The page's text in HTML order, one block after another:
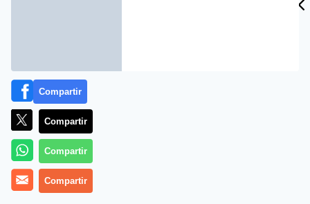
Compartir
Compartir
Compartir
Compartir